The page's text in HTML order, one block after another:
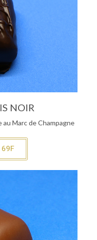
NOIR
au Marc de Champagne